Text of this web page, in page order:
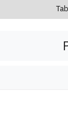
Tab